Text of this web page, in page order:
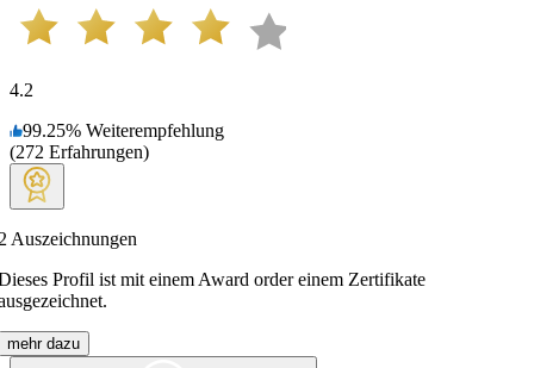
4.2
99.25% Weiterempfehlung
(272 Erfahrungen)
Auszeichnungen
Profil ist mit einem Award order einem Zertifikate
mehr dazu